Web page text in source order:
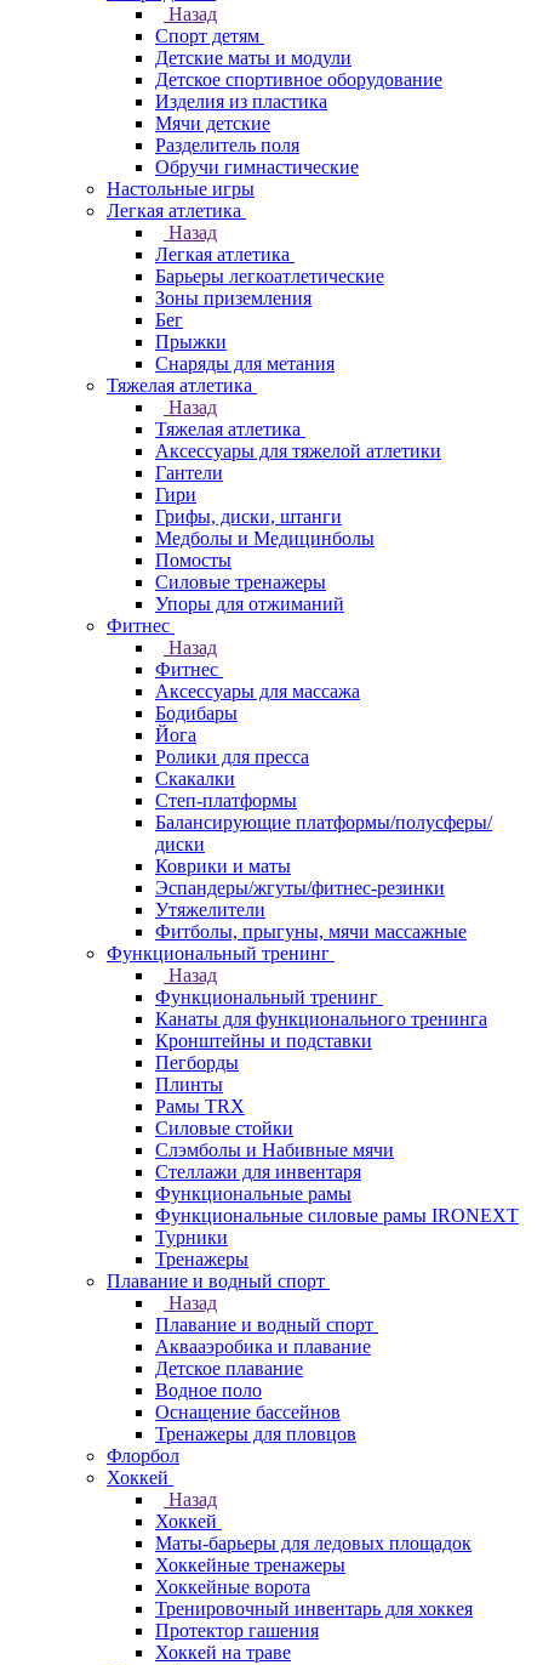
Назад
Спорт детям
Детские маты и модули
Детское спортивное оборудование
Изделия из пластика
Мячи детские
Разделитель поля
Обручи гимнастические
Настольные игры
Легкая атлетика
Назад
Легкая атлетика
Барьеры легкоатлетические
Зоны приземления
Бег
Прыжки
Снаряды для метания
Тяжелая атлетика
Назад
Тяжелая атлетика
Аксессуары для тяжелой атлетики
Гантели
Гири
Грифы, диски, штанги
Медболы и Медицинболы
Помосты
Силовые тренажеры
Упоры для отжиманий
Фитнес
Назад
Фитнес
Аксессуары для массажа
Бодибары
Йога
Ролики для пресса
Скакалки
Степ-платформы
Балансирующие платформы/полусферы/
диски
Коврики и маты
Эспандеры/жгуты/фитнес-резинки
Утяжелители
Фитболы, прыгуны, мячи массажные
Функциональный тренинг
Назад
Функциональный тренинг
Канаты для функционального тренинга
Кронштейны и подставки
Пегборды
Плинты
Рамы TRX
Силовые стойки
Слэмболы и Набивные мячи
Стеллажи для инвентаря
Функциональные рамы
Функциональные силовые рамы IRONEXT
Турники
Тренажеры
Плавание и водный спорт
Назад
Плавание и водный спорт
Аквааэробика и плавание
Детское плавание
Водное поло
Оснащение бассейнов
Тренажеры для пловцов
Флорбол
Хоккей
Назад
Хоккей
Маты-барьеры для ледовых площадок
Хоккейные тренажеры
Хоккейные ворота
Тренировочный инвентарь для хоккея
Протектор гашения
Хоккей на траве